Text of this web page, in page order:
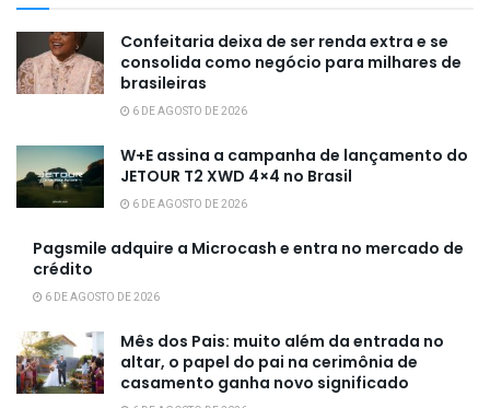
Confeitaria deixa de ser renda extra e se
consolida como negócio para milhares de
brasileiras
6 DE AGOSTO DE 2026
W+E assina a campanha de lançamento do
JETOUR T2 XWD 4×4 no Brasil
6 DE AGOSTO DE 2026
Pagsmile adquire a Microcash e entra no mercado de
crédito
6 DE AGOSTO DE 2026
Mês dos Pais: muito além da entrada no
altar, o papel do pai na cerimônia de
casamento ganha novo significado